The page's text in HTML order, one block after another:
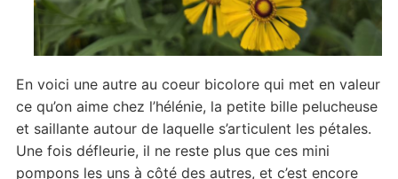
En voici une autre au coeur bicolore qui met en valeur
ce qu’on aime chez l’hélénie, la petite bille pelucheuse
et saillante autour de laquelle s’articulent les pétales.
Une fois défleurie, il ne reste plus que ces mini
pompons les uns à côté des autres, et c’est encore